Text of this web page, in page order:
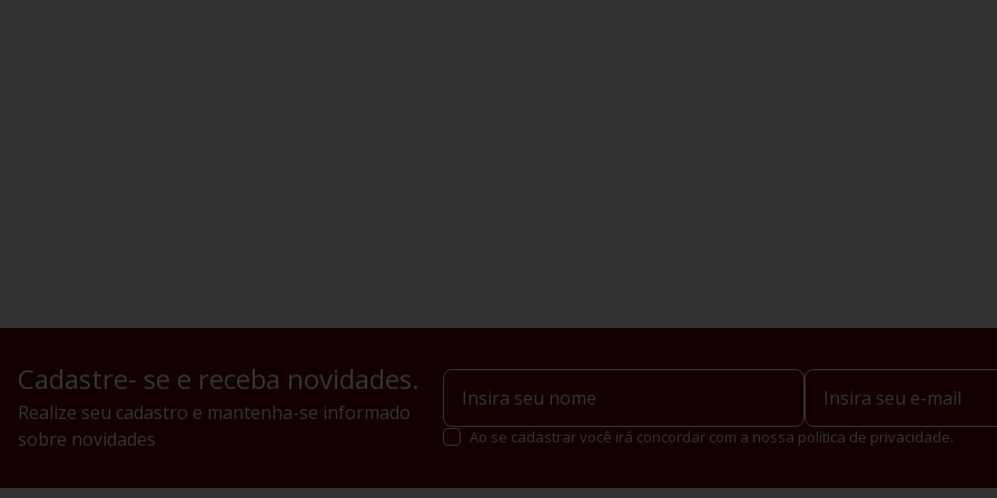
Cadastre- se e receba novidades.
Realize seu cadastro e mantenha-se informado
sobre novidades
Ao se cadastrar você irá concordar com a nossa política de privacidade.